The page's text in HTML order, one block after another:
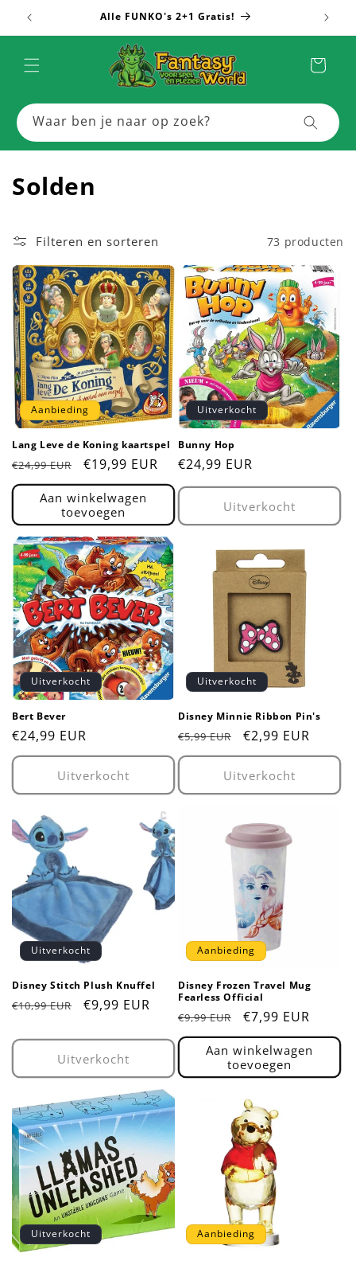
naar de
content
Alle FUNKO's 2+1 Gratis!
Winkelwagen
Waar ben je naar op zoek?
C
l
l
e
c
t
i
e
:
Solden
Filteren en sorteren 73 producten
Aanbieding
Lang Leve de Koning kaartspel
Normale
prijs
€24,99 EUR Aanbiedingsprijs
€19,99 EUR
Aan winkelwagen
toevoegen
Uitverkocht
Bunny Hop
Normale
prijs
€24,99 EUR
Uitverkocht
Uitverkocht
Bert Bever
Normale
prijs
€24,99 EUR
Uitverkocht
Uitverkocht
Disney Minnie Ribbon Pin's
Normale
prijs
€5,99 EUR Aanbiedingsprijs
€2,99 EUR
Uitverkocht
Uitverkocht
Disney Stitch Plush Knuffel
Normale
€10,99 EUR Aanbiedingsprijs
€9,99 EUR
Uitverkocht
Aanbieding
Disney Frozen Travel Mug
Fearless Official
Normale
prijs
€9,99 EUR Aanbiedingsprijs
€7,99 EUR
Aan winkelwagen
toevoegen
Uitverkocht Aanbieding